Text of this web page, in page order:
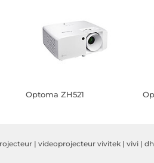
Optoma ZH521
| videoprojecteur vivitek | vivi |